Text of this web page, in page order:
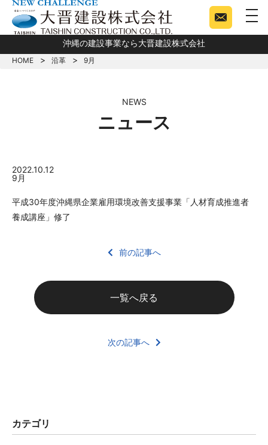
沖縄の建設事業なら大晋建設株式会社
HOME 沿革 9月
NEWS
ニュース
2022.10.12
9月
平成30年度沖縄県企業雇用環境改善支援事業「人材育成推進者
養成講座」修了
前の記事へ
一覧へ戻る
次の記事へ
カテゴリ